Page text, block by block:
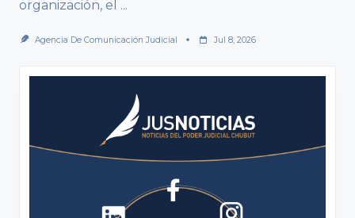
organización, el ...
Agencia De Comunicación Judicial Jul 8, 2026